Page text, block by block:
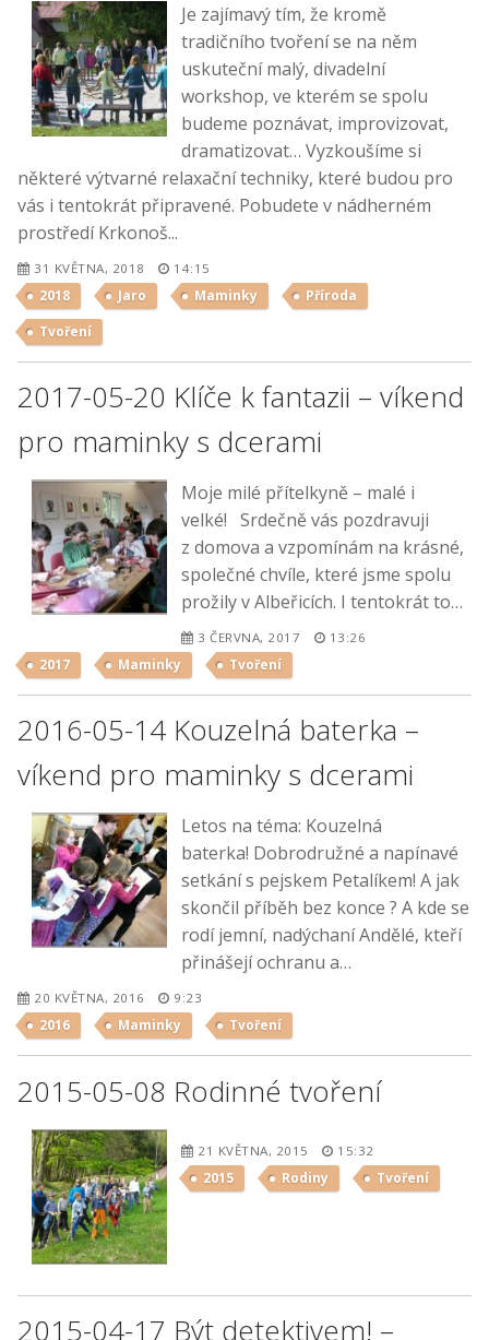
Je zajímavý tím, že kromě
tradičního tvoření se na něm
uskuteční malý, divadelní
workshop, ve kterém se spolu
budeme poznávat, improvizovat,
dramatizovat… Vyzkoušíme si
některé výtvarné relaxační techniky, které budou pro
vás i tentokrát připravené. Pobudete v nádherném
prostředí Krkonoš...
31 KVĚTNA, 2018 14:15
2018 Jaro Maminky
Příroda
Tvoření
2017-05-20 Klíče k fantazii – víkend
pro maminky s dcerami
Moje milé přítelkyně – malé i
velké! Srdečně vás pozdravuji
z domova a vzpomínám na krásné,
společné chvíle, které jsme spolu
prožily v Albeřicích. I tentokrát to…
3 ČERVNA, 2017 13:26
2017 Maminky Tvoření
2016-05-14 Kouzelná baterka –
víkend pro maminky s dcerami
Letos na téma: Kouzelná
baterka! Dobrodružné a napínavé
setkání s pejskem Petalíkem! A jak
skončil příběh bez konce ? A kde se
rodí jemní, nadýchaní Andělé, kteří
přinášejí ochranu a…
20 KVĚTNA, 2016 9:23
2016 Maminky Tvoření
2015-05-08 Rodinné tvoření
21 KVĚTNA, 2015 15:32
2015 Rodiny Tvoření
2015-04-17 Být detektivem! –